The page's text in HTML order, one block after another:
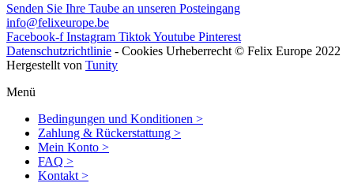
Senden Sie Ihre Taube an unseren Posteingang
info@felixeurope.be
Facebook-f Instagram TiktokYoutube Pinterest
Datenschutzrichtlinie - Cookies Urheberrecht © Felix Europe 2022
Hergestellt von Tunity
Menü
Bedingungen und Konditionen >
Zahlung & Rückerstattung >
Mein Konto >
FAQ >
Kontakt >